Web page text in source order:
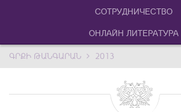
СОТРУДНИЧЕСТВО
ОНЛАЙН ЛИТЕРАТУРА
ԳՐՔԻ ԹԱՆԳԱՐԱՆ 2013